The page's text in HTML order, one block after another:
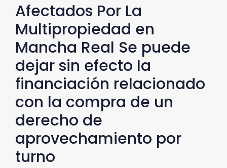
Afectados Por La
Multipropiedad en
Mancha Real Se puede
dejar sin efecto la
financiación relacionado
con la compra de un
derecho de
aprovechamiento por
turno